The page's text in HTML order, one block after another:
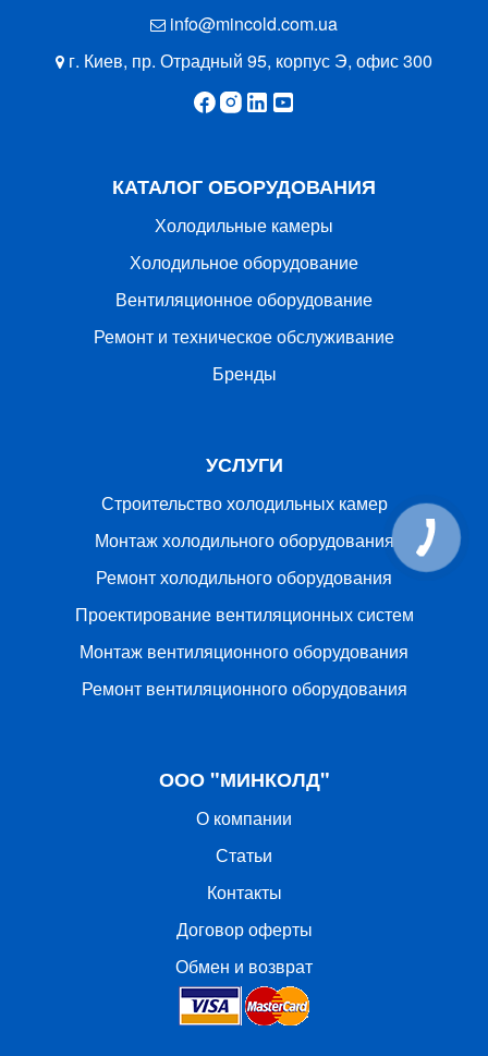
info@mincold.com.ua
г. Киев, пр. Отрадный 95, корпус Э, офис 300
КАТАЛОГ ОБОРУДОВАНИЯ
Холодильные камеры
Холодильное оборудование
Вентиляционное оборудование
Ремонт и техническое обслуживание
Бренды
УСЛУГИ
Строительство холодильных камер
Монтаж холодильного оборудования
Ремонт холодильного оборудования
Проектирование вентиляционных систем
Монтаж вентиляционного оборудования
Ремонт вентиляционного оборудования
ООО "МИНКОЛД"
О компании
Статьи
Контакты
Договор оферты
Обмен и возврат